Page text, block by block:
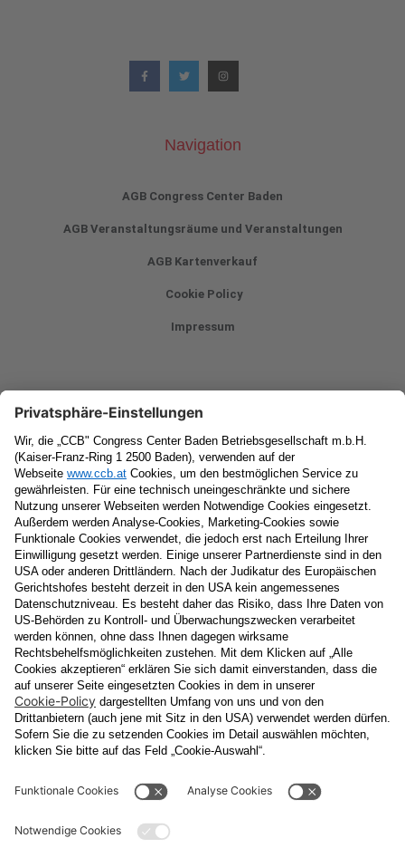
Navigation
AGB Congress Center Baden
AGB Veranstaltungsräume und Veranstaltungen
AGB Kartenverkauf
Cookie Policy
Impressum
Newsletter
Vorname
Nachname
E-Mail
Datenschutzerklärung
Ja , ich erlaube, dass meine personenbezogenen Daten, nämlich
Name undE-Mail-Adressefür personalisierte Zusendungen per E-
Mail, die Informationen über Events und das
Veranstaltungsprogramm vom Congress Center Baden
enthalten, von der "CCB" Congress Center Baden
Betriebsgesellschaft m.b.H. verarbeitet werden.
Die Verarbeitung meiner Daten erfolgt entsprechend der
Datenschutzerklärung der Casinos Austria Aktiengesellschaft und
unterwww.casinos.at/datenschutzabrufen und einsehen kann. Die
Einwilligung kann ich jederzeit postalisch an "CCB" Congress
2500 Baden, per E-Mail an
datenschutz@cal.at
oder in jeder elektronischen Zusendung